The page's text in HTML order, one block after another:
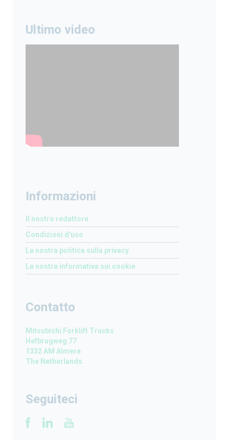
Ultimo video
Informazioni
Il nostro redattore
Condizioni d'uso
La nostra politica sulla privacy
La nostra informativa sui cookie
Contatto
Mitsubishi Forklift Trucks
Hefbrugweg 77
1332 AM Almere
The Netherlands
Seguiteci